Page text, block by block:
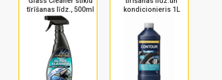
tīrīšanas līdz., 500ml
kondicionieris 1L